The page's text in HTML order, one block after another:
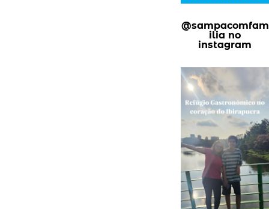
@sampacomfam
ilia no
instagram